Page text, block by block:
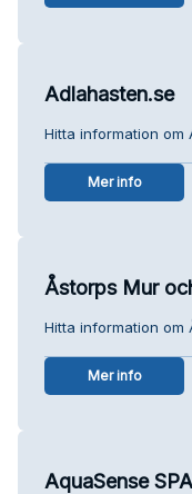
Adlahasten.se
Hitta information om
Mer info
Åstorps Mur
Hitta information om
Mer info
AquaSense SPA